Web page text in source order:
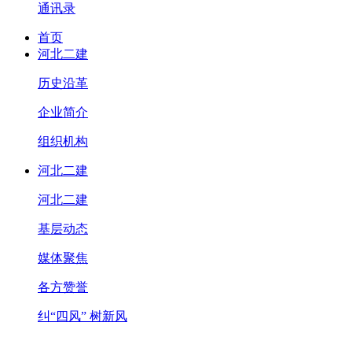
通讯录
首页
河北二建
历史沿革
企业简介
组织机构
河北二建
河北二建
基层动态
媒体聚焦
各方赞誉
纠“四风” 树新风